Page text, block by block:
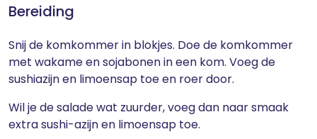
Bereiding
Snij de komkommer in blokjes. Doe de komkommer
met wakame en sojabonen in een kom. Voeg de
sushiazijn en limoensap toe en roer door.
Wil je de salade wat zuurder, voeg dan naar smaak
extra sushi-azijn en limoensap toe.